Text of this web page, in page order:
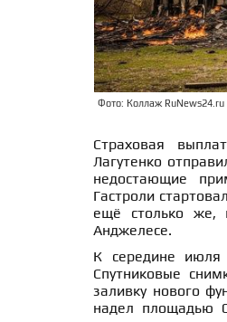
Фото: Коллаж RuNews24.ru
Страховая
Лагутенко
недостающие
Гастроли
ещё столько же,
Анджелесе.
К середине июля
Спутниковые
заливку нового
надел площадью